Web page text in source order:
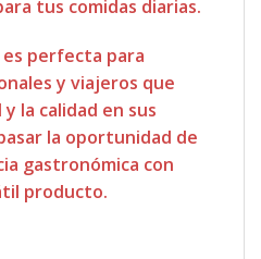
tus comidas diarias.
perfecta para
y viajeros que
la calidad en sus
la oportunidad de
gastronómica con
producto.